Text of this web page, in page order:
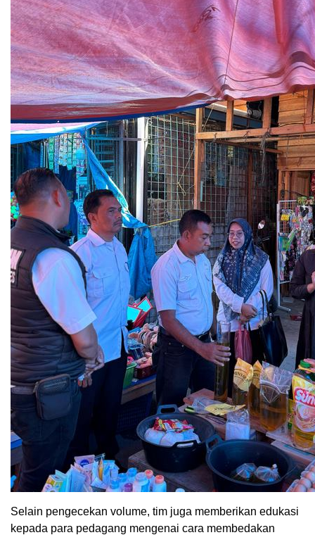
Selain pengecekan volume, tim juga memberikan edukasi
kepada para pedagang mengenai cara membedakan